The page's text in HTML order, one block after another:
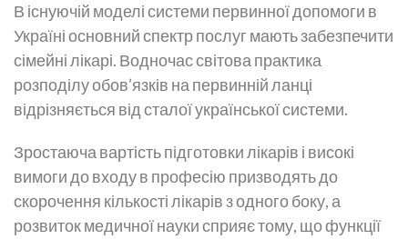
В існуючій моделі системи первинної допомоги в
Україні основний спектр послуг мають забезпечити
сімейні лікарі. Водночас світова практика
розподілу обов’язків на первинній ланці
відрізняється від сталої української системи.
Зростаюча вартість підготовки лікарів і високі
вимоги до входу в професію призводять до
скорочення кількості лікарів з одного боку, а
розвиток медичної науки сприяє тому, що функції